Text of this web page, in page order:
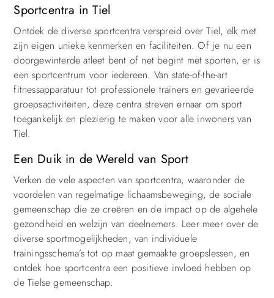
Sportcentra in Tiel
Ontdek de diverse sportcentra verspreid over Tiel, elk met
zijn eigen unieke kenmerken en faciliteiten. Of je nu een
doorgewinterde atleet bent of net begint met sporten, er is
een sportcentrum voor iedereen. Van state-of-the-art
fitnessapparatuur tot professionele trainers en gevarieerde
groepsactiviteiten, deze centra streven ernaar om sport
toegankelijk en plezierig te maken voor alle inwoners van
Tiel.
Een Duik in de Wereld van Sport
Verken de vele aspecten van sportcentra, waaronder de
voordelen van regelmatige lichaamsbeweging, de sociale
gemeenschap die ze creëren en de impact op de algehele
gezondheid en welzijn van deelnemers. Leer meer over de
diverse sportmogelijkheden, van individuele
trainingsschema’s tot op maat gemaakte groepslessen, en
ontdek hoe sportcentra een positieve invloed hebben op
de Tielse gemeenschap.